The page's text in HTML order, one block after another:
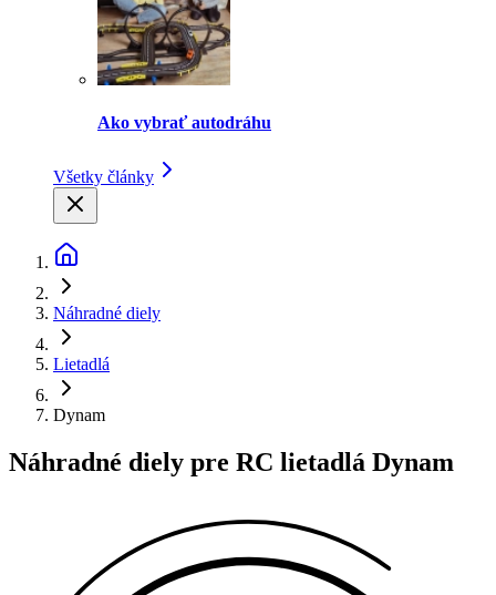
Ako vybrať autodráhu
Všetky články
Náhradné diely
Lietadlá
Dynam
Náhradné diely pre RC lietadlá Dynam